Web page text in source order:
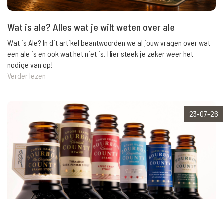
Wat is ale? Alles wat je wilt weten over ale
Wat is Ale? In dit artikel beantwoorden we al jouw vragen over wat
een ale is en ook wat het niet is. Hier steek je zeker weer het
nodige van op!
Verder lezen
23-07-26